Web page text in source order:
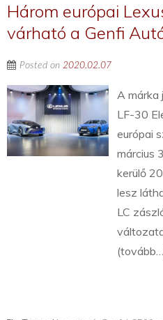
Három európai
várható a Genfi
Posted on 2020.02.07
A márka
LF-30
európai
március
kerülő
lesz
LC